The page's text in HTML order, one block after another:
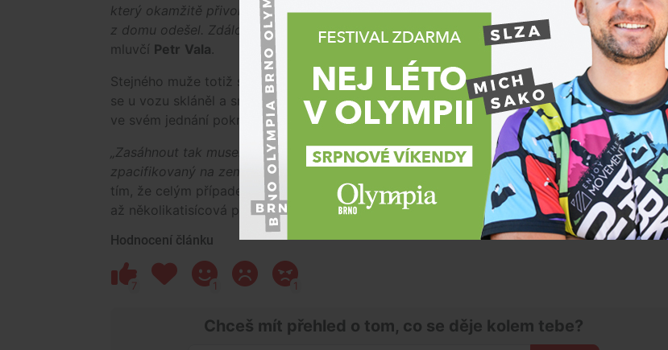
který okamžitě přivolal policii. Po příjezdu hlídky se situace na první pohled uklidnila a muž
z domu odešel. Zdálo se, že je po všem. Jenže klid vydržel jen krátce," uvedl policejní
mluvčí Petr Vala.
Stejného muže totiž strážci zákona nedlouho poté přistihli u svého služebního auta. Opilec
se u vozu skláněl a snažil se vypustit přední kolo. Na výzvy hlídky navíc nijak nereagoval a
ve svém jednání pokračoval, i když se k němu policisté rozběhli.
„Zasáhnout tak museli razantně, na řadu přišly donucovací prostředky a muž skončil
zpacifikovaný na zemi. Odtud vedla jeho cesta rovnou na policejní služebnu,"popsal Vala s
tím, že celým případem se teď zabývají úředníci. Muži za jeho chování hrozí
až několikatisícová pokuta.
Hodnocení článku
7 1 1
Chceš mít přehled o tom, co se děje kolem tebe?